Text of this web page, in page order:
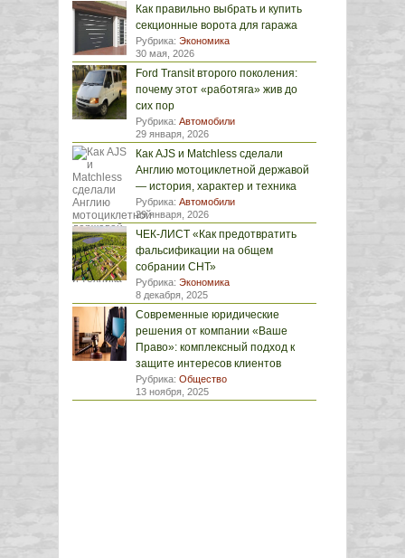
Как правильно выбрать и купить
секционные ворота для гаража
Рубрика: Экономика
30 мая, 2026
Ford Transit второго поколения:
почему этот «работяга» жив до
сих пор
Рубрика: Автомобили
29 января, 2026
Как AJS и Matchless сделали
Англию мотоциклетной державой
— история, характер и техника
Рубрика: Автомобили
29 января, 2026
ЧЕК-ЛИСТ «Как предотвратить
фальсификации на общем
собрании СНТ»
Рубрика: Экономика
8 декабря, 2025
Современные юридические
решения от компании «Ваше
Право»: комплексный подход к
защите интересов клиентов
Рубрика: Общество
13 ноября, 2025